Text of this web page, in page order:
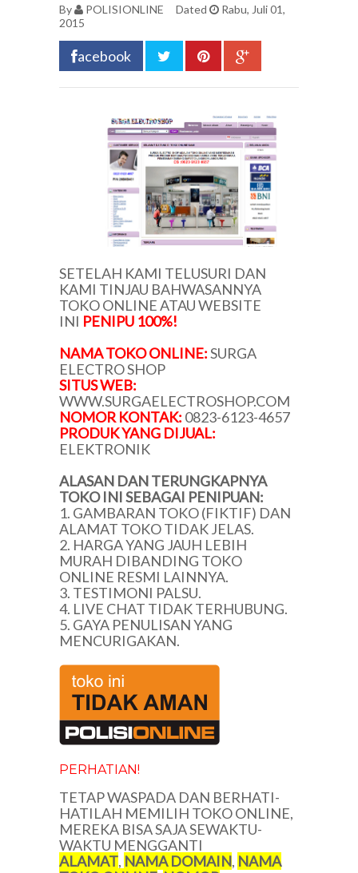
By POLISIONLINE Dated
Rabu, Juli 01,
2015
acebook
SETELAH KAMI TELUSURI DAN
KAMI TINJAU BAHWASANNYA
TOKO ONLINE ATAU WEBSITE
INI PENIPU 100%!
NAMA TOKO ONLINE:SURGA
ELECTRO SHOP
SITUS WEB:
WWW.SURGAELECTROSHOP.COM
NOMOR KONTAK: 0823-6123-4657
PRODUK YANG DIJUAL:
ELEKTRONIK
ALASAN DAN TERUNGKAPNYA
TOKO INI SEBAGAI PENIPUAN:
1. GAMBARAN TOKO (FIKTIF) DAN
ALAMAT TOKO TIDAK JELAS.
2. HARGA YANG JAUH LEBIH
MURAH DIBANDING TOKO
ONLINE RESMI LAINNYA.
3. TESTIMONI PALSU.
4. LIVE CHAT TIDAK TERHUBUNG.
5. GAYA PENULISAN YANG
MENCURIGAKAN.
PERHATIAN!
TETAP WASPADA DAN BERHATI-
HATILAH MEMILIH TOKO ONLINE,
MEREKA BISA SAJA SEWAKTU-
WAKTU MENGGANTI
ALAMAT, NAMA DOMAIN, NAMA